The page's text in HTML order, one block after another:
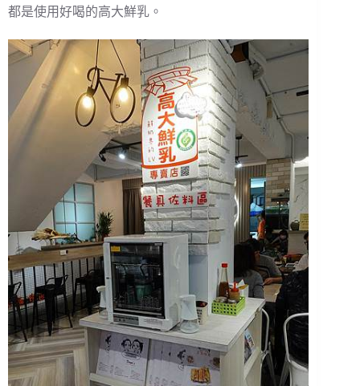
都是使用好喝的高大鮮乳。